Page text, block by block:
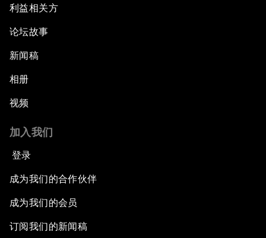
利益相关方
论坛故事
新闻稿
相册
视频
加入我们
登录
成为我们的合作伙伴
成为我们的会员
订阅我们的新闻稿